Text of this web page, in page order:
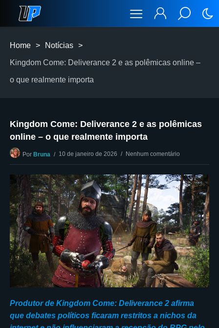
Home > Notícias >
Kingdom Come: Deliverance 2 e as polêmicas online –
o que realmente importa
Kingdom Come: Deliverance 2 e as polêmicas
online – o que realmente importa
Por Bruna 10 de janeiro de 2026 Nenhum comentário
Produtor de Kingdom Come: Deliverance 2 afirma
que debates políticos ficaram restritos a nichos da